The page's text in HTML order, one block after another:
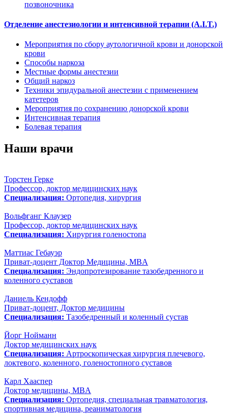
позвоночника
Отделение анестезиологии и интенсивной терапии (A.I.T.)
Мероприятия по сбору аутологичной крови и донорской
крови
Способы наркоза
Местные формы анестезии
Общий наркоз
Техники эпидуральной анестезии с применением
катетеров
Мероприятия по сохранению донорской крови
Интенсивная терапия
Болевая терапия
Наши врачи
Торстен Герке
Профессор, доктор медицинских наук
Специализация: Ортопедия, хирургия
Вольфганг Клаузер
Профессор, доктор медицинских наук
Специализация: Хирургия голеностопа
Маттиас Гебауэр
Приват-доцент Доктор Медицины, MBA
Специализация: Эндопротезирование тазобедренного и
коленного суставов
Даниель Кендофф
Приват-доцент, Доктор медицины
Специализация: Тазобедренный и коленный сустав
Йорг Нойманн
Доктор медицинских наук
Специализация: Артроскопическая хирургия плечевого,
локтевого, коленного, голеностопного суставов
Карл Хааспер
Доктор медицины, MBA
Специализация: Ортопедия, специальная травматология,
спортивная медицина, реаниматология